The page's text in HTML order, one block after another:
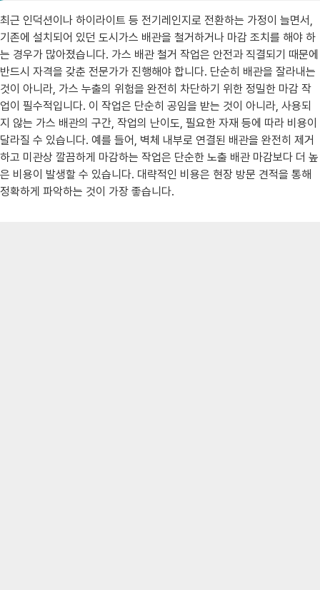
최근 인덕션이나 하이라이트 등 전기레인지로 전환하는 가정이 늘면서,
기존에 설치되어 있던 도시가스 배관을 철거하거나 마감 조치를 해야 하
는 경우가 많아졌습니다. 가스 배관 철거 작업은 안전과 직결되기 때문에
반드시 자격을 갖춘 전문가가 진행해야 합니다. 단순히 배관을 잘라내는
것이 아니라, 가스 누출의 위험을 완전히 차단하기 위한 정밀한 마감 작
업이 필수적입니다. 이 작업은 단순히 공임을 받는 것이 아니라, 사용되
지 않는 가스 배관의 구간, 작업의 난이도, 필요한 자재 등에 따라 비용이
달라질 수 있습니다. 예를 들어, 벽체 내부로 연결된 배관을 완전히 제거
하고 미관상 깔끔하게 마감하는 작업은 단순한 노출 배관 마감보다 더 높
은 비용이 발생할 수 있습니다. 대략적인 비용은 현장 방문 견적을 통해
정확하게 파악하는 것이 가장 좋습니다.